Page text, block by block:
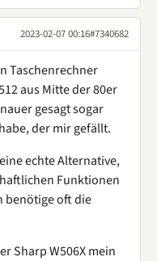
2023-02-07 00:16#7340682
Taschenrechner
aus Mitte der 80er
gesagt sogar
der mir gefällt.
echte Alternative,
Funktionen
benötige oft die
Sharp W506X mein